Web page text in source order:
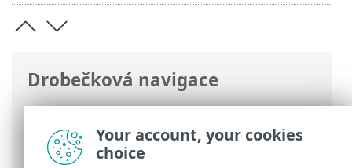
Drobečková navigace
ESET Online nápověda>ESET Password
Manager
>Práce s ESET Password
Manager
> Platební karty
Your account, your cookies
choice